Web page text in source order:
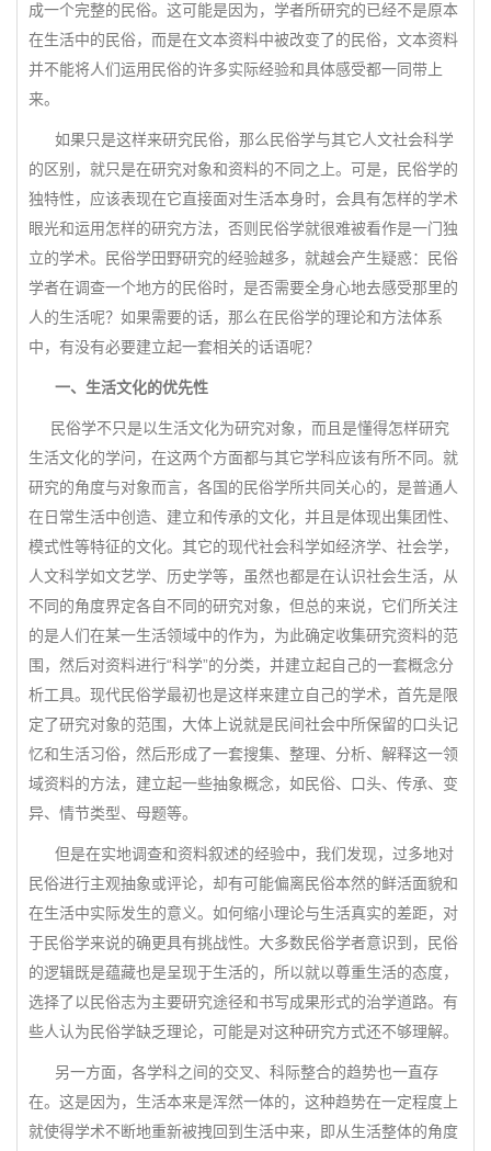
成一个完整的民俗。这可能是因为，学者所研究的已经不是原本
在生活中的民俗，而是在文本资料中被改变了的民俗，文本资料
并不能将人们运用民俗的许多实际经验和具体感受都一同带上
来。
如果只是这样来研究民俗，那么民俗学与其它人文社会科学
的区别，就只是在研究对象和资料的不同之上。可是，民俗学的
独特性，应该表现在它直接面对生活本身时，会具有怎样的学术
眼光和运用怎样的研究方法，否则民俗学就很难被看作是一门独
立的学术。民俗学田野研究的经验越多，就越会产生疑惑：民俗
学者在调查一个地方的民俗时，是否需要全身心地去感受那里的
人的生活呢？如果需要的话，那么在民俗学的理论和方法体系
中，有没有必要建立起一套相关的话语呢？
一、生活文化的优先性
民俗学不只是以生活文化为研究对象，而且是懂得怎样研究
生活文化的学问，在这两个方面都与其它学科应该有所不同。就
研究的角度与对象而言，各国的民俗学所共同关心的，是普通人
在日常生活中创造、建立和传承的文化，并且是体现出集团性、
模式性等特征的文化。其它的现代社会科学如经济学、社会学，
人文科学如文艺学、历史学等，虽然也都是在认识社会生活，从
不同的角度界定各自不同的研究对象，但总的来说，它们所关注
的是人们在某一生活领域中的作为，为此确定收集研究资料的范
围，然后对资料进行“科学”的分类，并建立起自己的一套概念分
析工具。现代民俗学最初也是这样来建立自己的学术，首先是限
定了研究对象的范围，大体上说就是民间社会中所保留的口头记
忆和生活习俗，然后形成了一套搜集、整理、分析、解释这一领
域资料的方法，建立起一些抽象概念，如民俗、口头、传承、变
异、情节类型、母题等。
但是在实地调查和资料叙述的经验中，我们发现，过多地对
民俗进行主观抽象或评论，却有可能偏离民俗本然的鲜活面貌和
在生活中实际发生的意义。如何缩小理论与生活真实的差距，对
于民俗学来说的确更具有挑战性。大多数民俗学者意识到，民俗
的逻辑既是蕴藏也是呈现于生活的，所以就以尊重生活的态度，
选择了以民俗志为主要研究途径和书写成果形式的治学道路。有
些人认为民俗学缺乏理论，可能是对这种研究方式还不够理解。
另一方面，各学科之间的交叉、科际整合的趋势也一直存
在。这是因为，生活本来是浑然一体的，这种趋势在一定程度上
就使得学术不断地重新被拽回到生活中来，即从生活整体的角度